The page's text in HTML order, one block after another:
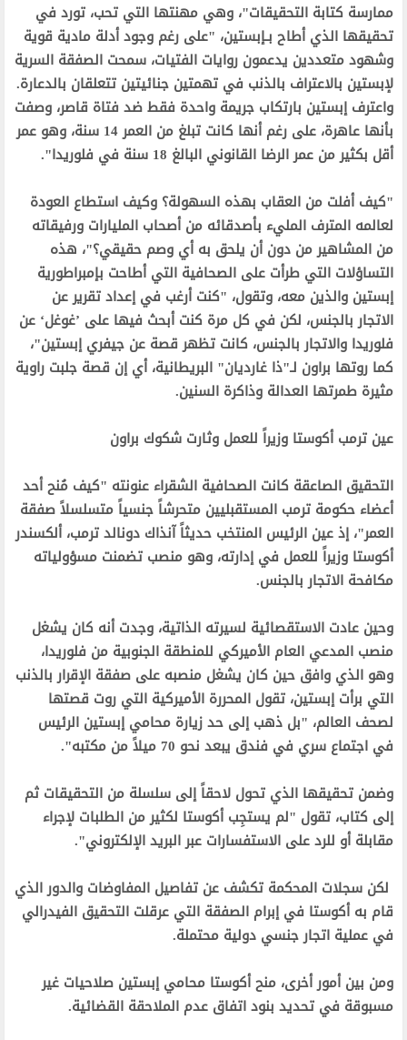
ممارسة كتابة التحقيقات"، وهي مهنتها التي تحب، تورد في
تحقيقها الذي أطاح بـإبستين، "على رغم وجود أدلة مادية قوية
وشهود متعددين يدعمون روايات الفتيات، سمحت الصفقة السرية
لإبستين بالاعتراف بالذنب في تهمتين جنائيتين تتعلقان بالدعارة.
واعترف إبستين بارتكاب جريمة واحدة فقط ضد فتاة قاصر، وصفت
بأنها عاهرة، على رغم أنها كانت تبلغ من العمر 14 سنة، وهو عمر
أقل بكثير من عمر الرضا القانوني البالغ 18 سنة في فلوريدا".‬
‫"كيف أفلت من العقاب بهذه السهولة؟ وكيف استطاع العودة
لعالمه المترف المليء بأصدقائه من أصحاب المليارات ورفيقاته
من المشاهير من دون أن يلحق به أي وصم حقيقي؟"، هذه
التساؤلات التي طرأت على الصحافية التي أطاحت بإمبراطورية
إبستين والذين معه، وتقول، "كنت أرغب في إعداد تقرير عن
الاتجار بالجنس، لكن في كل مرة كنت أبحث فيها على ’غوغل‘ عن
فلوريدا والاتجار بالجنس، كانت تظهر قصة عن جيفري إبستين"،
كما روتها براون لـ"ذا غارديان" البريطانية، أي إن قصة جلبت راوية
مثيرة طمرتها العدالة وذاكرة السنين.‬
‫عين ترمب أكوستا وزيراً للعمل وثارت شكوك براون‬
‫التحقيق الصاعقة كانت الصحافية الشقراء عنونته "كيف مُنح أحد
أعضاء حكومة ترمب المستقبليين متحرشاً جنسياً متسلسلاً صفقة
العمر"، إذ عين الرئيس المنتخب حديثاً آنذاك دونالد ترمب، ألكسندر
أكوستا وزيراً للعمل في إدارته، وهو منصب تضمنت مسؤولياته
مكافحة الاتجار بالجنس.‬
‫وحين عادت الاستقصائية لسيرته الذاتية، وجدت أنه كان يشغل
منصب المدعي العام الأميركي للمنطقة الجنوبية من فلوريدا،
وهو الذي وافق حين كان يشغل منصبه على صفقة الإقرار بالذنب
التي برأت إبستين، تقول المحررة الأميركية التي روت قصتها
لصحف العالم، "بل ذهب إلى حد زيارة محامي إبستين الرئيس
في اجتماع سري في فندق يبعد نحو 70 ميلاً من مكتبه". ‬
‫وضمن تحقيقها الذي تحول لاحقاً إلى سلسلة من التحقيقات ثم
إلى كتاب، تقول "لم يستجِب أكوستا لكثير من الطلبات لإجراء
مقابلة أو للرد على الاستفسارات عبر البريد الإلكتروني".‬
‫ لكن سجلات المحكمة تكشف عن تفاصيل المفاوضات والدور الذي
قام به أكوستا في إبرام الصفقة التي عرقلت التحقيق الفيدرالي
في عملية اتجار جنسي دولية محتملة.‬
‫ومن بين أمور أخرى، منح أكوستا محامي إبستين صلاحيات غير
مسبوقة في تحديد بنود اتفاق عدم الملاحقة القضائية.‬